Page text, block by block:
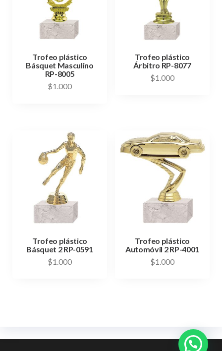
Trofeo plástico
Básquet Masculino
RP-8005
$1.000
Trofeo plástico
Árbitro RP-8077
$1.000
Trofeo plástico
Básquet 2 RP-0591
$1.000
Trofeo plástico
Automóvil 2 RP-4001
$1.000